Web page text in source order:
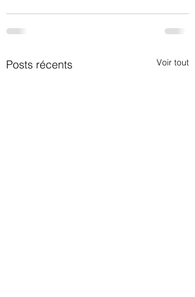
Posts récents Voir tout